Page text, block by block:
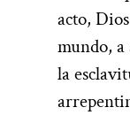
acto,
mundo, a
la